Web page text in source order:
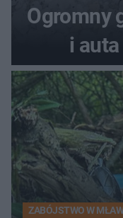
Ogromny
i
ZABÓJSTWO W